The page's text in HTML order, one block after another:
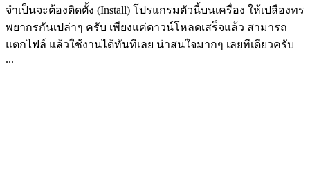
จำเป็นจะต้องติดตั้ง (Install) โปรแกรมตัวนี้บนเครื่อง ให้เปลืองทร
พยากรกันเปล่าๆ ครับ เพียงแค่ดาวน์โหลดเสร็จแล้ว สามารถ
แตกไฟล์ แล้วใช้งานได้ทันทีเลย น่าสนใจมากๆ เลยทีเดียวครับ
...